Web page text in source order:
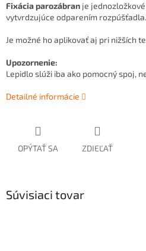
Fixácia parozábran je
vytvrdzujúce odparením rozpúšťadla.
Je možné ho aplikovať aj pri nižších
Upozornenie:
Lepidlo slúži iba ako pomocný spoj,
Detailné informácie
OPÝTAŤ SA ZDIEĽAŤ
Súvisiaci tovar